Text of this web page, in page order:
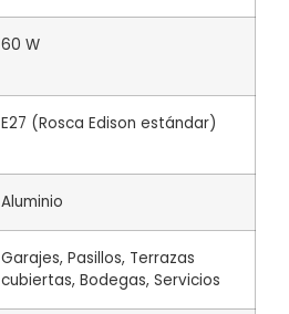
60 W
E27 (Rosca Edison estándar)
Aluminio
Garajes, Pasillos, Terrazas
cubiertas, Bodegas, Servicios